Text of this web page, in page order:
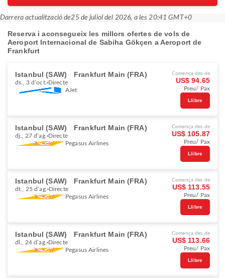
Darrera actualització de25 de juliol del 2026, a les 20:41 GMT+0
Reserva i aconsegueix les millors ofertes de vols de
Aeroport Internacional de Sabiha Gökçen a Aeroport de
Frankfurt
Istanbul (SAW) Frankfurt Main (FRA)
ds., 3 d’oct. Directe
AJet
Comença des de
US$ 94.65
Preu/ Pax
Llibre
Istanbul (SAW) Frankfurt Main (FRA)
dj., 27 d’ag. Directe
Pegasus Airlines
Comença des de
US$ 105.87
Preu/ Pax
Llibre
Istanbul (SAW) Frankfurt Main (FRA)
dt., 25 d’ag. Directe
Pegasus Airlines
Comença des de
US$ 113.55
Preu/ Pax
Llibre
Istanbul (SAW) Frankfurt Main (FRA)
dl., 24 d’ag. Directe
Pegasus Airlines
Comença des de
US$ 113.66
Preu/ Pax
Llibre